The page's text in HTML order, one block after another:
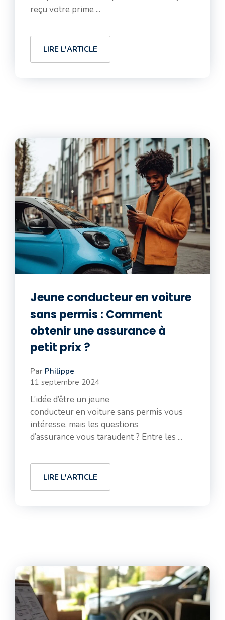
reçu votre prime ...
LIRE L'ARTICLE
Jeune conducteur en voiture
sans permis : Comment
obtenir une assurance à
petit prix ?
Par Philippe
11 septembre 2024
L’idée d’être un jeune
conducteur en voiture sans permis vous
intéresse, mais les questions
d’assurance vous taraudent ? Entre les ...
LIRE L'ARTICLE